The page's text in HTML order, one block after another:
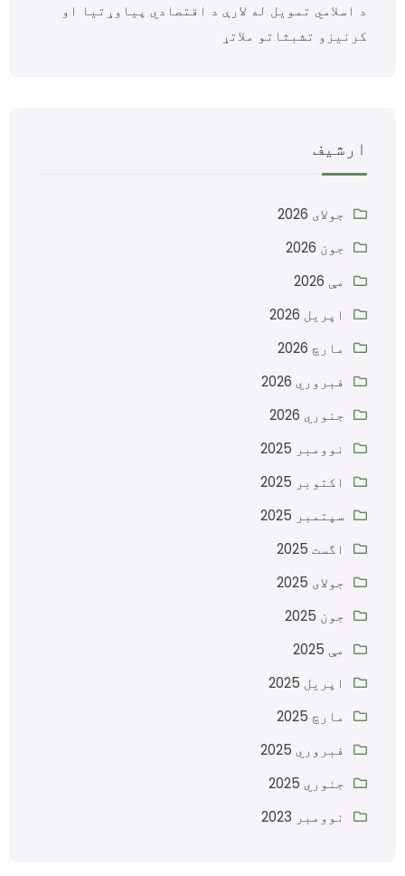
د اسلامي تمویل له لارې د اقتصادي پیاوړتیا او
کرنیزو تشبثاتو ملاتړ
ارشیف
جولای 2026
جون 2026
مې 2026
اپریل 2026
مارچ 2026
فبروري 2026
جنوري 2026
نوومبر 2025
اکتوبر 2025
سپتمبر 2025
اگست 2025
جولای 2025
جون 2025
مې 2025
اپریل 2025
مارچ 2025
فبروري 2025
جنوري 2025
نوومبر 2023